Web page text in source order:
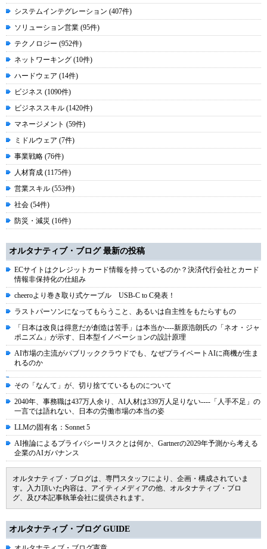
システムインテグレーション (407件)
ソリューション営業 (95件)
テクノロジー (952件)
ネットワーキング (10件)
ハードウェア (14件)
ビジネス (1090件)
ビジネススキル (1420件)
マネージメント (59件)
ミドルウェア (7件)
事業戦略 (76件)
人材育成 (1175件)
営業スキル (553件)
社会 (54件)
防災・減災 (16件)
オルタナティブ・ブログ 最新の投稿
ECサイトはクレジットカード情報を持っているのか？決済代行会社とカード
情報非保持化の仕組み
cheeroより巻き取り式ケーブル USB-C to C発表！
ラストパーソンになってもらうこと、あるいは自主性をもたらすもの
「日本は改良は得意だが創造は苦手」は本当か----新原浩朗氏の「ネオ・ジャ
ポニズム」が示す、日本型イノベーションの設計原理
AI市場の主流がパブリッククラウドでも、なぜプライベートAIに商機が生ま
れるのか
その「なんて」が、切り捨てているものについて
2040年、事務職は437万人余り、AI人材は339万人足りない----「人手不足」の
一言では語れない、日本の労働市場の本当の姿
LLMの固有名：Sonnet 5
AI推論によるプライバシーリスクとは何か、Gartnerの2029年予測から考える
企業のAIガバナンス
オルタナティブ・ブログは、専門スタッフにより、企画・構成されていま
す。入力頂いた内容は、アイティメディアの他、オルタナティブ・ブロ
グ、及び本記事執筆会社に提供されます。
オルタナティブ・ブログ GUIDE